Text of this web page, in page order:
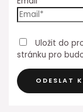
Uložit do
stránku pro